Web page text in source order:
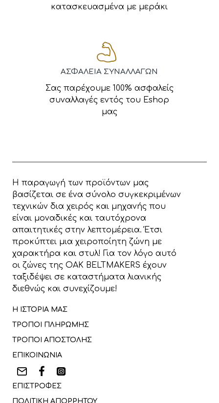
κατασκευασμένα με μεράκι
ΑΣΦΑΛΕΙΑ ΣΥΝΑΛΛΑΓΩΝ
Σας παρέχουμε 100% ασφαλείς
συναλλαγές εντός του Eshop
μας
Η παραγωγή των προϊόντων μας
βασίζεται σε ένα σύνολο συγκεκριμένων
τεχνικών δια χειρός και μηχανής που
είναι μοναδικές και ταυτόχρονα
απαιτητικές στην λεπτομέρεια. Έτσι
προκύπτει μια χειροποίητη ζώνη με
χαρακτήρα και στυλ! Για τον λόγο αυτό
οι ζώνες της OAK BELTMAKERS έχουν
ταξιδέψει σε καταστήματα λιανικής
διεθνώς και συνεχίζουμε!
Η ΙΣΤΟΡΙΑ ΜΑΣ
ΤΡΟΠΟΙ ΠΛΗΡΩΜΗΣ
ΤΡΟΠΟΙ ΑΠΟΣΤΟΛΗΣ
ΕΠΙΚΟΙΝΩΝΙΑ
ΕΠΙΣΤΡΟΦΕΣ
ΠΟΛΙΤΙΚΗ ΑΠΟΡΡΗΤΟΥ